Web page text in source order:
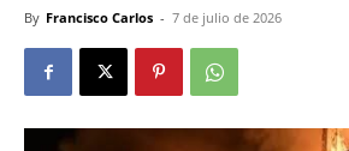
By Francisco Carlos - 7 de julio de 2026